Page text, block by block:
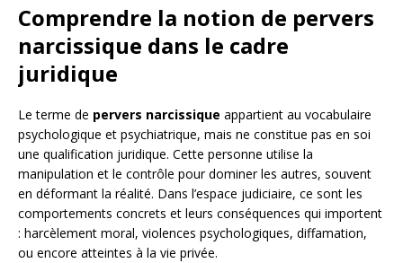
Comprendre la notion de pervers
narcissique dans le cadre
juridique
Le terme de pervers narcissique appartient au vocabulaire
psychologique et psychiatrique, mais ne constitue pas en soi
une qualification juridique. Cette personne utilise la
manipulation et le contrôle pour dominer les autres, souvent
en déformant la réalité. Dans l’espace judiciaire, ce sont les
comportements concrets et leurs conséquences qui importent
: harcèlement moral, violences psychologiques, diffamation,
ou encore atteintes à la vie privée.